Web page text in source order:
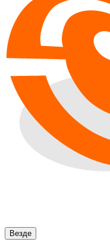
Везде